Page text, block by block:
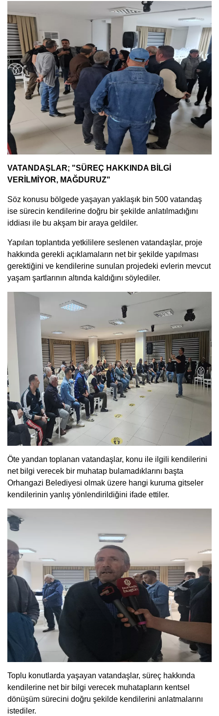
VATANDAŞLAR; "SÜREÇ HAKKINDA BİLGİ
VERİLMİYOR, MAĞDURUZ"
Söz konusu bölgede yaşayan yaklaşık bin 500 vatandaş
ise sürecin kendilerine doğru bir şekilde anlatılmadığını
iddiası ile bu akşam bir araya geldiler.
Yapılan toplantıda yetkililere seslenen vatandaşlar, proje
hakkında gerekli açıklamaların net bir şekilde yapılması
gerektiğini ve kendilerine sunulan projedeki evlerin mevcut
yaşam şartlarının altında kaldığını söylediler.
Öte yandan toplanan vatandaşlar, konu ile ilgili kendilerini
net bilgi verecek bir muhatap bulamadıklarını başta
Orhangazi Belediyesi olmak üzere hangi kuruma gitseler
kendilerinin yanlış yönlendirildiğini ifade ettiler.
Toplu konutlarda yaşayan vatandaşlar, süreç hakkında
kendilerine net bir bilgi verecek muhatapların kentsel
dönüşüm sürecini doğru şekilde kendilerini anlatmalarını
istediler.